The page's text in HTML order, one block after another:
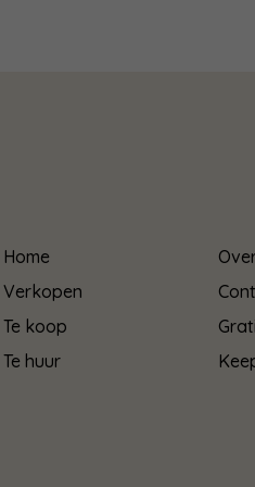
Home
Verkopen
Te koop
Te huur